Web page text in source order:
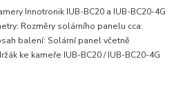
Innotronik IUB-BC20 a IUB-BC20-4G
Rozměry solárního panelu cca:
balení: Solární panel včetně
ke kameře IUB-BC20 / IUB-BC20-4G